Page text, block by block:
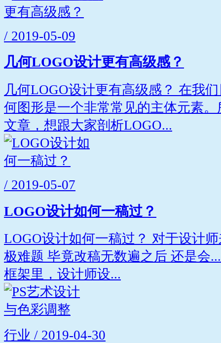
/ 2019-05-09
几何LOGO设计更有高级感？
几何LOGO设计更有高级感？ 在我
何图形是一个非常常见的主体元素
文章，想跟大家剖析LOGO...
/ 2019-05-07
LOGO设计如何一稿过？
LOGO设计如何一稿过？ 对于设计
极难题 毕竟改稿无数遍之后 还是会
框架里，设计师设...
行业 / 2019-04-30